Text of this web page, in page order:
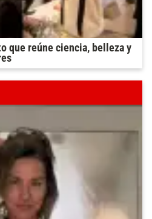
que reúne ciencia, belleza y